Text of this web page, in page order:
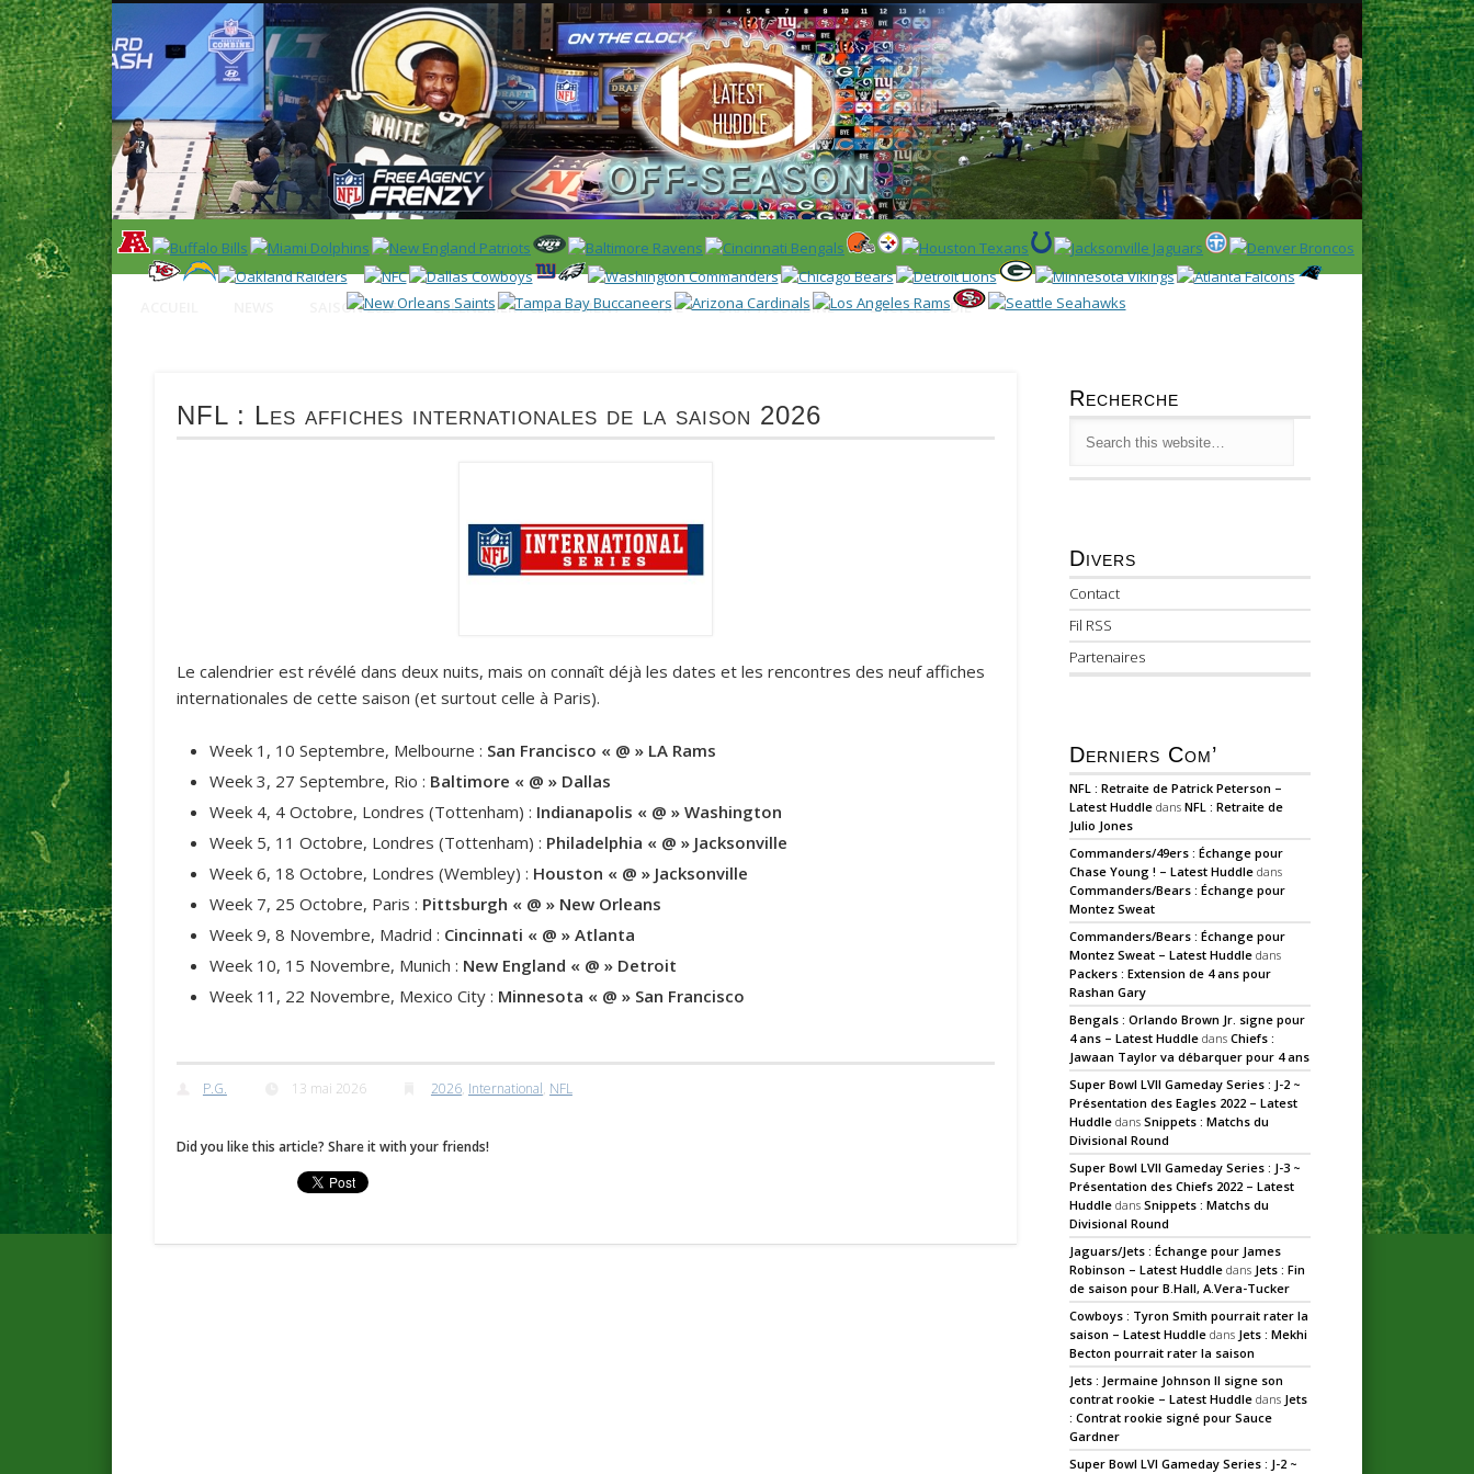
Latest
News en français sur la NFL et le Football Américain (Foot US)
SAISON 2025 CALENDRIER / CLASSEMENT NFL DRAFT/COMBINE ENCYCLOPÉDIE
NFL : Les affiches internationales de la saison 2026
Le calendrier est révélé dans deux nuits, mais on connaît déjà les dates et les rencontres des neuf affiches
internationales de cette saison (et surtout celle à Paris).
Week 1, 10 Septembre, Melbourne : San Francisco « @ » LA Rams
Week 3, 27 Septembre, Rio : Baltimore « @ » Dallas
Week 4, 4 Octobre, Londres (Tottenham) : Indianapolis « @ » Washington
Week 5, 11 Octobre, Londres (Tottenham) : Philadelphia « @ » Jacksonville
Week 6, 18 Octobre, Londres (Wembley) : Houston « @ » Jacksonville
Week 7, 25 Octobre, Paris : Pittsburgh « @ » New Orleans
Week 9, 8 Novembre, Madrid : Cincinnati « @ » Atlanta
Week 10, 15 Novembre, Munich : New England « @ » Detroit
Week 11, 22 Novembre, Mexico City : Minnesota « @ » San Francisco
P.G. 13 mai 2026 2026, International, NFL
Did you like this article? Share it with your friends!
Recherche
Divers
Contact
Fil RSS
Partenaires
Derniers Com’
NFL : Retraite de Patrick Peterson –
Latest Huddle dansNFL : Retraite de
Julio Jones
Commanders/49ers : Échange pour
Chase Young ! – Latest Huddle dans
Commanders/Bears : Échange pour
Montez Sweat
Commanders/Bears : Échange pour
Montez Sweat – Latest Huddle dans
Packers : Extension de 4 ans pour
Rashan Gary
Bengals : Orlando Brown Jr. signe pour
4 ans – Latest Huddle dansChiefs :
Jawaan Taylor va débarquer pour 4 ans
Super Bowl LVII Gameday Series : J-2 ~
Présentation des Eagles 2022 – Latest
Huddle dansSnippets : Matchs du
Divisional Round
Super Bowl LVII Gameday Series : J-3 ~
Présentation des Chiefs 2022 – Latest
Huddle dansSnippets : Matchs du
Divisional Round
Jaguars/Jets : Échange pour James
Robinson – Latest Huddle dans Jets : Fin
de saison pour B.Hall, A.Vera-Tucker
Cowboys : Tyron Smith pourrait rater la
saison – Latest Huddle dans Jets : Mekhi
Becton pourrait rater la saison
Jets : Jermaine Johnson II signe son
contrat rookie – Latest Huddle dans Jets
: Contrat rookie signé pour Sauce
Gardner
Super Bowl LVI Gameday Series : J-2 ~